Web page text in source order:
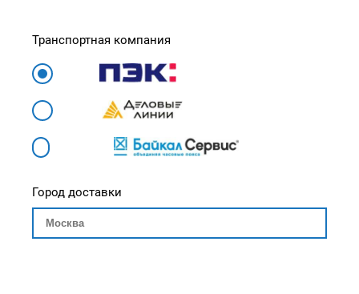
Транспортная компания
Город доставки